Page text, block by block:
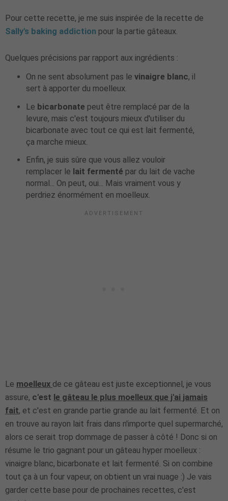
Pour cette recette, je me suis inspirée de la recette de
Sally's baking addiction pour la partie gâteaux.
Quelques précisions par rapport aux ingrédients :
On ne sent absolument pas levinaigre blanc, il
sert à apporter du moelleux.
Le bicarbonate peut être remplacé par de la
levure, mais c'est toujours mieux d'utiliser du
bicarbonate avec tout ce qui est lait fermenté,
ça marche mieux.
Enfin, je suis sûre que vous allez vouloir
remplacer le lait fermenté par du lait de vache
normal... On peut, oui... Mais vraiment vous y
perdriez énormément en moelleux.
Le moelleux de ce gâteau est juste exceptionnel, je vous
assure, c'est le gâteau le plus moelleux que j'ai jamais
fait, et c'est en grande partie grande au lait fermenté. Et on
en trouve au rayon lait frais dans n'importe quel supermarché,
alors ce serait trop dommage de passer à côté ! Donc si on
résume le trio gagnant pour un gâteau hyper moelleux :
vinaigre blanc, bicarbonate et lait fermenté. Si on combine
tout ça à un four vapeur, on obtient un vrai nuage :) Je vais
garder cette base pour de prochaines recettes, c'est